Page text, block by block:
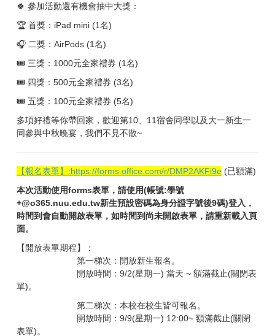
🍀 參加活動還有機會抽中大獎：
🏆 首獎：iPad mini (1名)
🎧 二獎：AirPods (1名)
🎟 三獎：1000元全家禮券 (1名)
🎟 四獎：500元全家禮券 (3名)
🎟 五獎：100元全家禮券 (5名)
多項好禮等你帶回家，歡迎第10、11宿舍同學以及大一新生一
同參與中秋晚宴，我們不見不散~
【報名表單】:https://forms.office.com/r/DMP2AKFi9e (已額滿)
本次活動使用forms表單，請使用(帳號:學號
+@o365.nuu.edu.tw新生預設密碼為身分證字號後9碼)登入，
時間到會自動開啟表單，如時間到尚未開啟表單，請重新載入頁
面。
【開放表單期程】：
第一梯次：開放新生報名。
開放時間：9/2(星期一) 當天 ~ 額滿截止(關閉表
單)。
第二梯次：本校在校生皆可報名。
開放時間：9/9(星期一) 12:00~ 額滿截止(關閉
表單)。